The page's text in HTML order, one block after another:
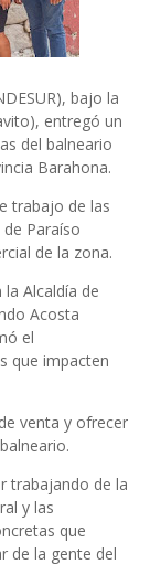
bajo la
entregó un
del balneario
Barahona.
trabajo de las
Paraíso
de la zona.
Alcaldía de
Acosta
el
que impacten
venta y ofrecer
trabajando de la
y las
que
de la gente del